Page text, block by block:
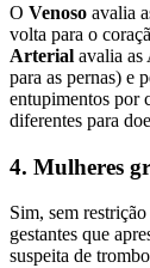
O Venoso avalia
volta para o
Arterial avalia as
para as pernas) e
entupimentos por
diferentes para
4. Mulheres
Sim, sem
gestantes que
suspeita de